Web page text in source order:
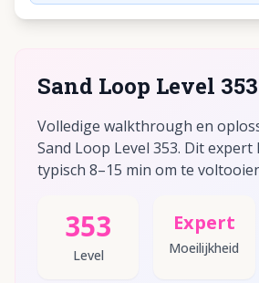
Sand Loop Level
Volledige walkthrough en
Sand Loop Level 353. Dit
typisch 8–15 min om te
353
Level
Expert
Moeilijkheid